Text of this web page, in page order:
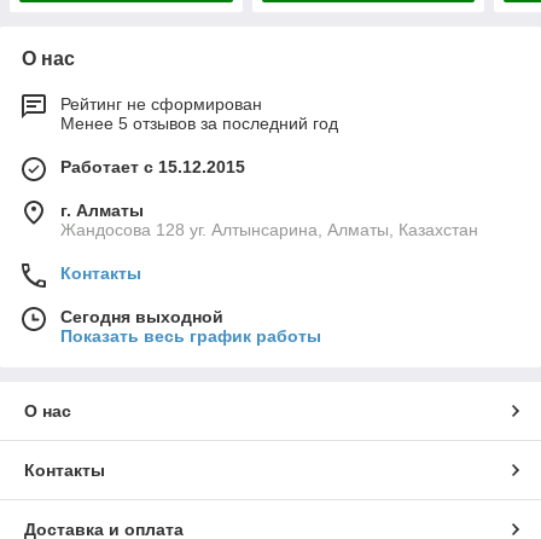
О нас
Рейтинг не сформирован
Менее 5 отзывов за последний год
Работает с 15.12.2015
г. Алматы
Жандосова 128 уг. Алтынсарина, Алматы, Казахстан
Контакты
Сегодня выходной
Показать весь график работы
О нас
Контакты
Доставка и оплата